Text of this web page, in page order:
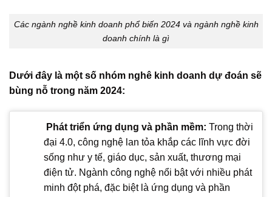
Các ngành nghề kinh doanh phổ biến 2024 và ngành nghề kinh
doanh chính là gì
Dưới đây là một số nhóm nghê kinh doanh dự đoán sẽ
bùng nỗ trong năm 2024:
Phát triển ứng dụng và phần mềm: Trong thời
đại 4.0, công nghệ lan tỏa khắp các lĩnh vực đời
sống như y tế, giáo dục, sản xuất, thương mại
điện tử. Ngành công nghệ nổi bật với nhiều phát
minh đột phá, đặc biệt là ứng dụng và phần